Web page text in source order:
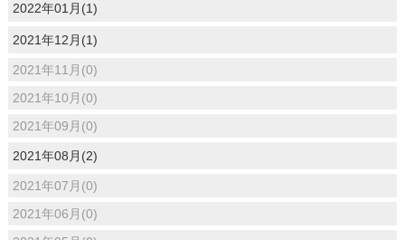
2022年01月(1)
2021年12月(1)
2021年11月(0)
2021年10月(0)
2021年09月(0)
2021年08月(2)
2021年07月(0)
2021年06月(0)